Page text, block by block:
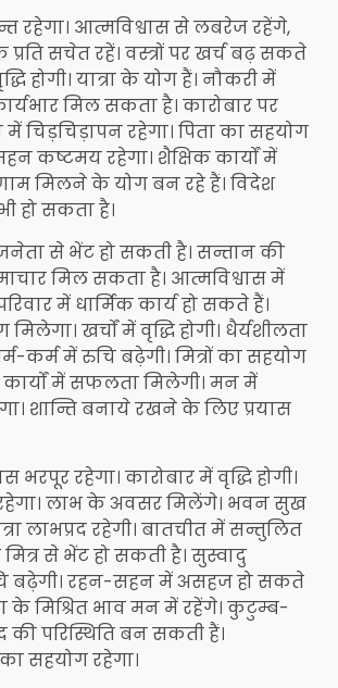
रहेगा। आत्मविश्वास से लबरेज रहेंगे,
प्रति सचेत रहें। वस्त्रों पर खर्च बढ़ सकते
होगी। यात्रा के योग हैं। नौकरी में
मिल सकता है। कारोबार पर
में चिड़चिड़ापन रहेगा। पिता का सहयोग
कष्टमय रहेगा। शैक्षिक कार्यों में
मिलने के योग बन रहे हैं। विदेश
हो सकता है।
से भेंट हो सकती है। सन्तान की
मिल सकता है। आत्मविश्वास में
में धार्मिक कार्य हो सकते हैं।
मिलेगा। खर्चों में वृद्धि होगी। धैर्यशीलता
कर्म में रुचि बढ़ेगी। मित्रों का सहयोग
कार्यों में सफलता मिलेगी। मन में
शान्ति बनाये रखने के लिए प्रयास
भरपूर रहेगा। कारोबार में वृद्धि होगी।
लाभ के अवसर मिलेंगे। भवन सुख
लाभप्रद रहेगी। बातचीत में सन्तुलित
मित्र से भेंट हो सकती है। सुस्वादु
बढ़ेगी। रहन-सहन में असहज हो सकते
के मिश्रित भाव मन में रहेंगे। कुटुम्ब-
की परिस्थिति बन सकती हैं।
सहयोग रहेगा।